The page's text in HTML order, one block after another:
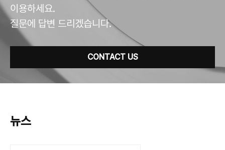
이용하세요.
질문에 답변 드리겠습니다.
CONTACT US
뉴스